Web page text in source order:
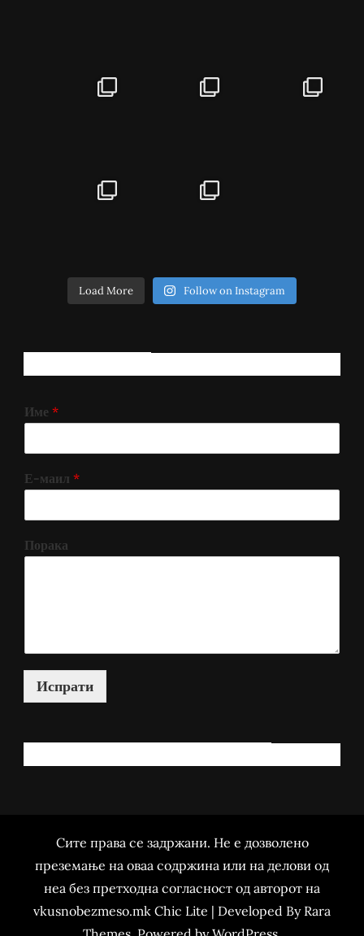
Load More Follow on Instagram
Име *
Е-маил *
Порака
Испрати
Сите права се задржани. Не е дозволено
преземање на оваа содржина или на делови од
неа без претходна согласност од авторот на
vkusnobezmeso.mk Chic Lite | Developed By Rara